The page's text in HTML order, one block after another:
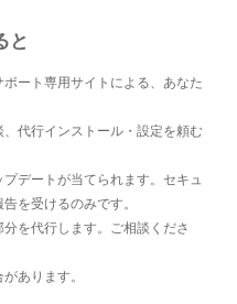
と
ート専用サイトによる、あなた
代行インストール・設定を頼む
デートが当てられます。セキュ
を受けるのみです。
を代行します。ご相談くださ
あります。